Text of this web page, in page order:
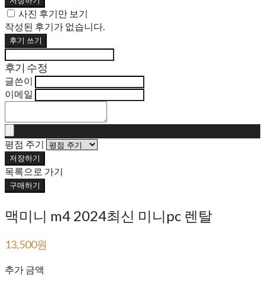
사진 후기만 보기
작성된 후기가 없습니다.
후기 쓰기
후기 수정
글쓴이
이메일
평점 주기
저장하기
목록으로 가기
구매하기
맥미니 m4 2024최신 미니pc 렌탈
13,500원
추가 금액